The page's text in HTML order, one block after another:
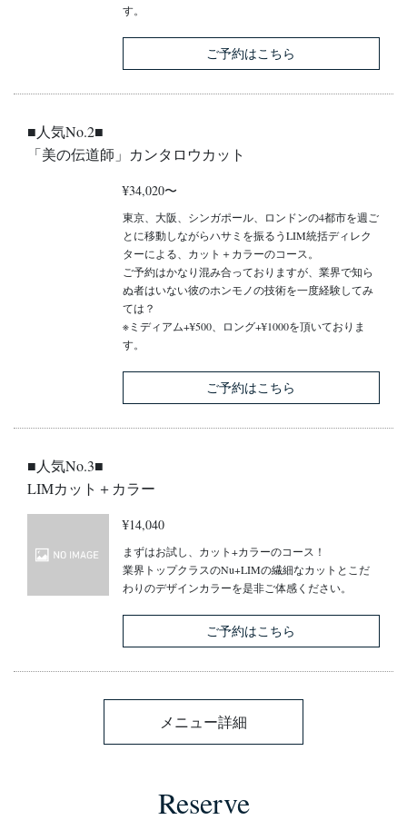
す。
ご予約はこちら
■人気No.2■
「美の伝道師」カンタロウカット
¥34,020〜
東京、大阪、シンガポール、ロンドンの4都市を週ご
とに移動しながらハサミを振るうLIM統括ディレク
ターによる、カット＋カラーのコース。
ご予約はかなり混み合っておりますが、業界で知ら
ぬ者はいない彼のホンモノの技術を一度経験してみ
ては？
※ミディアム+¥500、ロング+¥1000を頂いておりま
す。
ご予約はこちら
■人気No.3■
LIMカット＋カラー
¥14,040
まずはお試し、カット+カラーのコース！
業界トップクラスのNu+LIMの繊細なカットとこだ
わりのデザインカラーを是非ご体感ください。
ご予約はこちら
メニュー詳細
Reserve